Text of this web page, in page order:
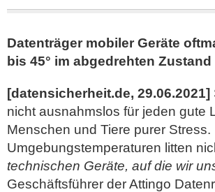
Datenträger mobiler Geräte
bis 45° im abgedrehten
[datensicherheit.de, 29.06.2021]
nicht ausnahmslos für jeden gute
Menschen und Tiere purer
Umgebungstemperaturen litten
technischen Geräte, auf die wir
Geschäftsführer der Attingo